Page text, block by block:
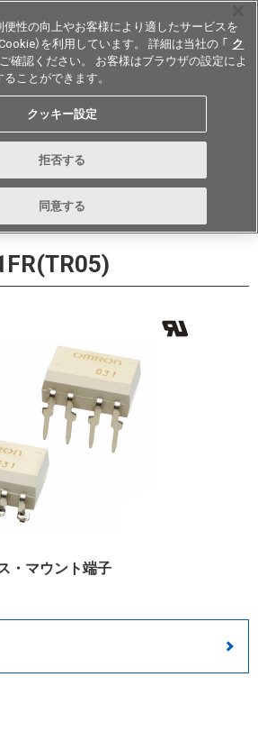
お問い合わせ
・マウント端子
性の向上やお客様により適したサービスを
）を利用しています。 詳細は当社の 「 ク
ご確認ください。 お客様はブラウザの設定によ
ことができます。
クッキー設定
拒否する
同意する